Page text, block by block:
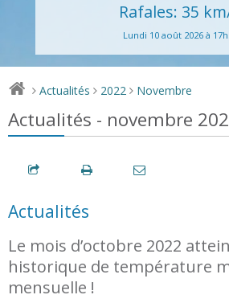
Rafales: 35
Lundi 10 août 2026 à
> Actualités > 2022 > Novembre
Actualités - novembre
Actualités
Le mois d’octobre 2022
historique de température
mensuelle !